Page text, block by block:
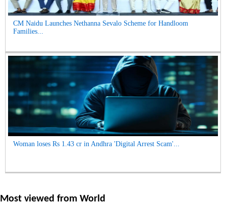
CM Naidu Launches Nethanna Sevalo Scheme for Handloom
Families...
Woman loses Rs 1.43 cr in Andhra 'Digital Arrest Scam'...
Most viewed from World